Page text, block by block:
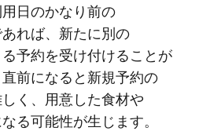
日の​​かなり​​前の​​
れば、​​新たに​​別の​​
予約を​​受け付ける​​ことが​​
前に​なると​​新規予約の​​
く、​​用意した​​食材や​​
る​​可能性が​​生じます。​​